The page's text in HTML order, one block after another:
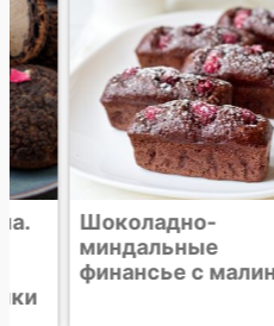
Шоколадно-
миндальные
финансье с малиной